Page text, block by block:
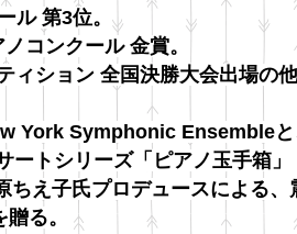
ル 第3位。
コンクール 金賞。
ィション 全国決勝大会出場の
York Symphonic Ensembleと
ートシリーズ「ピアノ玉手箱
え子氏プロデュースによる、
る。